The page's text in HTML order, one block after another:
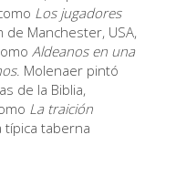
Duras
Los jugadores
Manchester, USA,
Aldeanos en una
. Molenaer pintó
de la Biblia,
La traición
taberna